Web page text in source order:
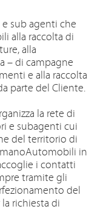
e sub agenti che
alla raccolta di
alla
– di campagne
e alla raccolta
parte del Cliente.
la rete di
e subagenti cui
del territorio di
in
i contatti
tramite gli
del
richiesta di